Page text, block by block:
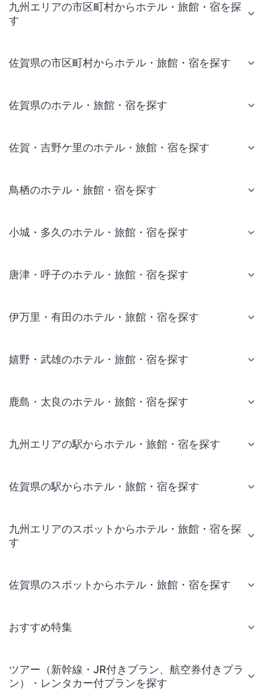
九州エリアの市区町村からホテル・旅館・宿を探
す
佐賀県の市区町村からホテル・旅館・宿を探す
佐賀県のホテル・旅館・宿を探す
佐賀・吉野ケ里のホテル・旅館・宿を探す
鳥栖のホテル・旅館・宿を探す
小城・多久のホテル・旅館・宿を探す
唐津・呼子のホテル・旅館・宿を探す
伊万里・有田のホテル・旅館・宿を探す
嬉野・武雄のホテル・旅館・宿を探す
鹿島・太良のホテル・旅館・宿を探す
九州エリアの駅からホテル・旅館・宿を探す
佐賀県の駅からホテル・旅館・宿を探す
九州エリアのスポットからホテル・旅館・宿を探
す
佐賀県のスポットからホテル・旅館・宿を探す
おすすめ特集
ツアー（新幹線・JR付きプラン、航空券付きプラ
ン）・レンタカー付プランを探す